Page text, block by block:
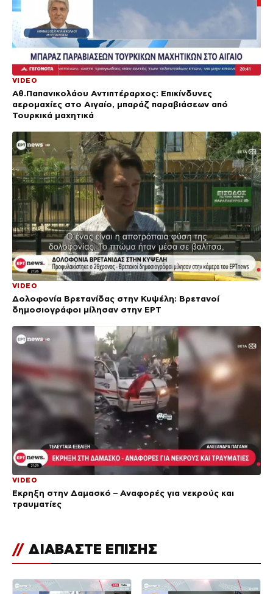
VIDEO
Αθ.Παπανικολάου Αντιπτέραρχος: Επικίνδυνες
αερομαχίες στο Αιγαίο, μπαράζ παραβιάσεων από
Τουρκικά μαχητικά
VIDEO
Δολοφονία Βρετανίδας στην Κυψέλη: Bρετανοί
δημοσιογράφοι μίλησαν στην ΕΡΤ
VIDEO
Έκρηξη στην Δαμασκό – Αναφορές για νεκρούς και
τραυματίες
// ΔΙΑΒΑΣΤΕ ΕΠΙΣΗΣ